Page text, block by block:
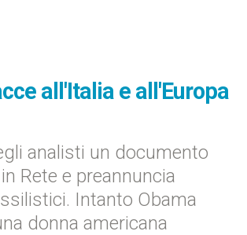
all'Italia e all'Europa
analisti un documento
Rete e preannuncia
Intanto Obama
donna americana